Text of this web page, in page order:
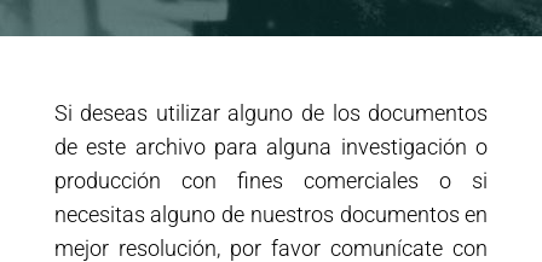
Si deseas utilizar alguno de los documentos
de este archivo para alguna investigación o
producción con fines comerciales o si
necesitas alguno de nuestros documentos en
mejor resolución, por favor comunícate con